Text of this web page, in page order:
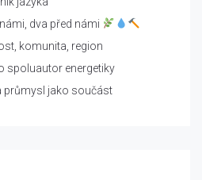
dva před námi
komunita, region
spoluautor energetiky
průmysl jako součást